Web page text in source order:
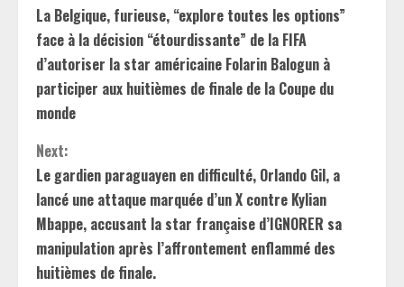
o
n
t
i
n
u
e
La Belgique, furieuse, “explore toutes les options”
face à la décision “étourdissante” de la FIFA
d’autoriser la star américaine Folarin Balogun à
participer aux huitièmes de finale de la Coupe du
monde
Next:
Le gardien paraguayen en difficulté, Orlando Gil, a
lancé une attaque marquée d’un X contre Kylian
Mbappe, accusant la star française d’IGNORER sa
manipulation après l’affrontement enflammé des
huitièmes de finale.